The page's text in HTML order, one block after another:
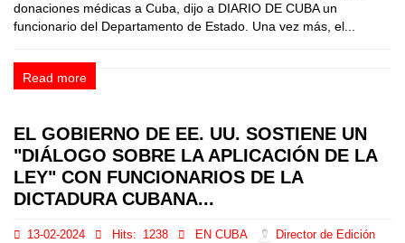
donaciones médicas a Cuba, dijo a DIARIO DE CUBA un
funcionario del Departamento de Estado. Una vez más, el...
Read more
EL GOBIERNO DE EE. UU. SOSTIENE UN
"DIÁLOGO SOBRE LA APLICACIÓN DE LA
LEY" CON FUNCIONARIOS DE LA
DICTADURA CUBANA...
13-02-2024 Hits: 1238 EN CUBA Director de Edición